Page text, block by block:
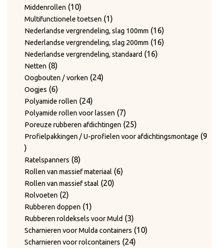
producten
Middenrollen 1010
producten
Multifunctionele toetsen 11
product
Nederlandse vergrendeling, slag 100mm 1616
producten
Nederlandse vergrendeling, slag 200mm 1616
Nederlandse vergrendeling, standaard 1616
Netten 88
producten
Oogbouten / vorken 2424
Oogjes 66
producten
Polyamide rollen 2424
producten
Polyamide rollen voor lassen 77
producten
Poreuze rubberen afdichtingen 2525
producten
Profielpakkingen / U-profielen voor afdichtingsmontage
9
9
producten
Ratelspanners 88
producten
Rollen van massief materiaal 66
Rollen van massief staal 2020
Rolvoeten 22
producten
Rubberen doppen 11
product
Rubberen roldeksels voor Muld 33
producten
Scharnieren voor Mulda containers 1010
Scharnieren voor rolcontainers 2424